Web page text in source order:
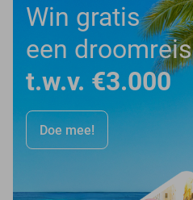
Win gratis
een droomreis
t.w.v. €3.000
Doe mee!